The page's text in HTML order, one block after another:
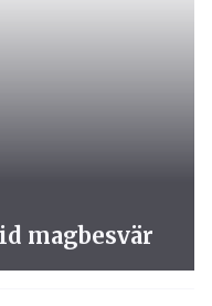
magbesvär